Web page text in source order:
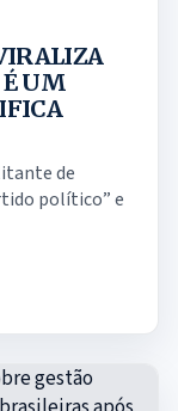
UM
de
político” e